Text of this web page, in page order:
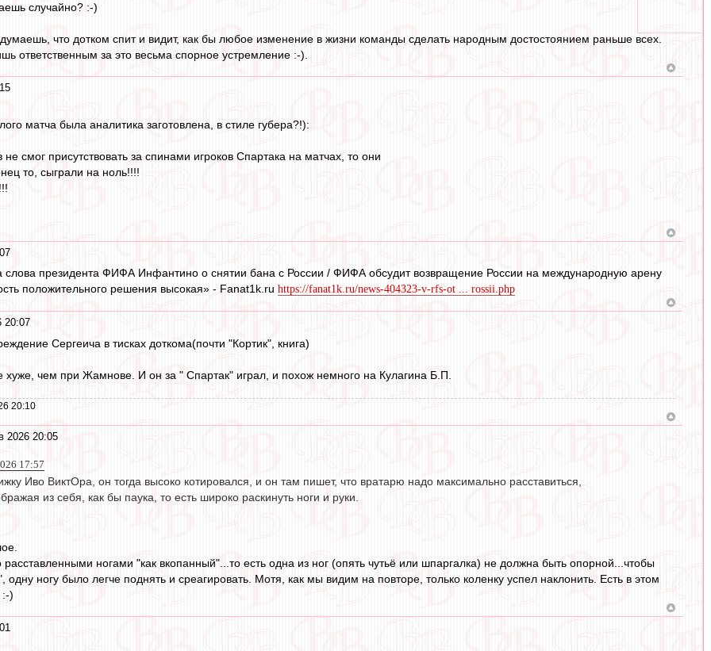
случайно? :-)
что дотком спит и видит, как бы любое изменение в жизни команды сделать народным достостоянием раньше всех.
ответственным за это весьма спорное устремление :-).
матча была аналитика заготовлена, в стиле губера?!):
смог присутствовать за спинами игроков Спартака на матчах, то они
то, сыграли на ноль!!!!
слова президента ФИФА Инфантино о снятии бана с России / ФИФА обсудит возвращение России на международную арену
положительного решения высокая» - Fanat1k.ru https://fanat1k.ru/news-404323-v-rfs-ot ... rossii.php
20:07
Сергеича в тисках доткома(почти "Кортик", книга)
чем при Жамнове. И он за " Спартак" играл, и похож немного на Кулагина Б.П.
20:10
2026 20:05
17:57
Иво ВиктОра, он тогда высоко котировался, и он там пишет, что вратарю надо максимально расставиться,
из себя, как бы паука, то есть широко раскинуть ноги и руки.
ногами "как вкопанный"...то есть одна из ног (опять чутьё или шпаргалка) не должна быть опорной...чтобы
одну ногу было легче поднять и среагировать. Мотя, как мы видим на повторе, только коленку успел наклонить. Есть в этом
)